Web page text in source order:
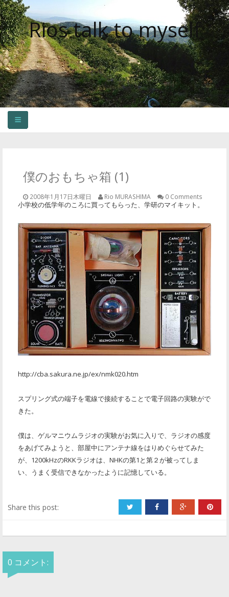
Rios talk to myself
OLDER CONTENTS
僕のおもちゃ箱 (1)
2008年1月17日木曜日 Rio MURASHIMA 0 Comments
小学校の低学年のころに買ってもらった、学研のマイキット。
http://cba.sakura.ne.jp/ex/nmk020.htm
スプリング式の端子を電線で接続することで電子回路の実験がで
きた。
僕は、ゲルマニウムラジオの実験がお気に入りで、ラジオの感度
をあげてみようと、部屋中にアンテナ線をはりめぐらせてみた
が、1200kHzのRKKラジオは、NHKの第1と第２が被ってしま
い、うまく受信できなかったように記憶している。
Share this post:
0 コメント: